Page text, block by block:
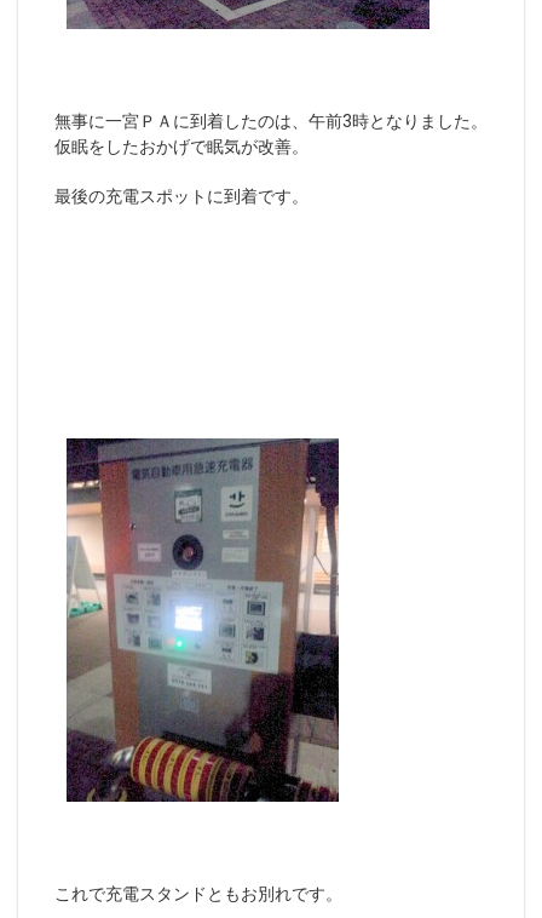
無事に一宮ＰＡに到着したのは、午前3時となりました。
仮眠をしたおかげで眠気が改善。
最後の充電スポットに到着です。
これで充電スタンドともお別れです。